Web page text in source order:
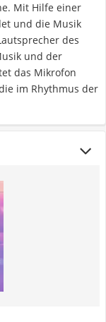
Mit Hilfe einer
und die Musik
des
und der
das Mikrofon
im Rhythmus der